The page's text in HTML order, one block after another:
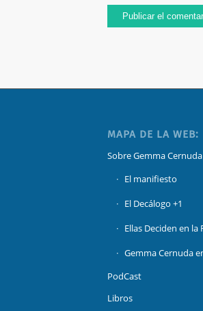
MAPA DE LA WEB:
Sobre Gemma Cernuda
El manifiesto
El Decálogo +1
Ellas Deciden en la
Gemma Cernuda
PodCast
Libros